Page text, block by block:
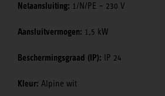
Netaansluiting: 1/N/PE ~ 230 V
Aansluitvermogen: 1,5 kW
Beschermingsgraad (IP): IP 24
Kleur: Alpine wit